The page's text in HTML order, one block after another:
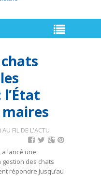
AU FIL DE L'ACTU
a lancé une
des chats
répondre jusqu’au